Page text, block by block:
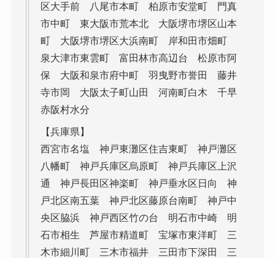
区大手前 八尾市本町 柏原市安堂町 門真
市中町 東大阪市荒本北 大阪堺市堺区山本
町 大阪堺市堺区大浜南町 岸和田市畑町
泉大津市東雲町 富田林市高辺台 松原市阿
保 大阪和泉市府中町 羽曳野市誉田 藤井
寺市岡 大阪太子町山田 河南町白木 千早
赤阪村水分
【兵庫県】
西宮市名塩 神戸東灘区住吉東町 神戸灘区
八幡町 神戸兵庫区烏原町 神戸兵庫区上沢
通 神戸長田区神楽町 神戸垂水区日向 神
戸北区南五葉 神戸北区藤原台南町 神戸中
央区脇浜 神戸西区竹の台 明石市中崎 明
石市相生 芦屋市精道町 宝塚市東洋町 三
木市細川町 三木市福井 三田市下深田 三